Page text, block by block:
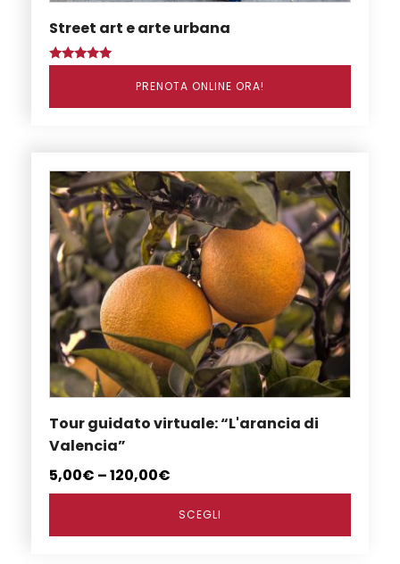
Street art e arte urbana
PRENOTA ONLINE ORA!
Tour guidato virtuale: “L'arancia di
Valencia”
5,00€ –120,00€
SCEGLI
Questo
prodotto
ha
più
varianti.
Le
opzioni
possono
essere
scelte
nella
pagina
del
prodotto